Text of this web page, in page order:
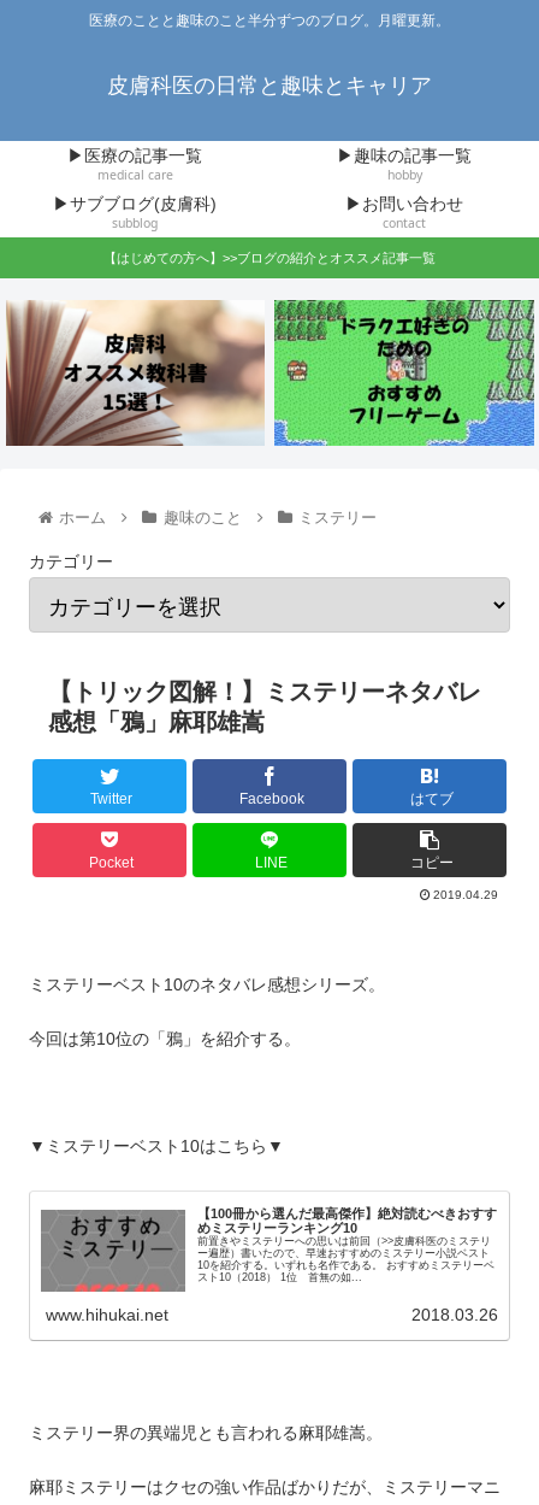
医療のことと趣味のこと半分ずつのブログ。月曜更新。
皮膚科医の日常と趣味とキャリア
▶医療の記事一覧
medical care
▶趣味の記事一覧
hobby
▶サブブログ(皮膚科)
subblog
▶お問い合わせ
contact
【はじめての方へ】>>ブログの紹介とオススメ記事一覧
ホーム 趣味のこと ミステリー
カテゴリー
【トリック図解！】ミステリーネタバレ
感想「鴉」麻耶雄嵩
Twitter Facebook はてブ
Pocket LINE コピー
2019.04.29
ミステリーベスト10のネタバレ感想シリーズ。
今回は第10位の「鴉」を紹介する。
▼ミステリーベスト10はこちら▼
【100冊から選んだ最高傑作】絶対読むべきおすす
めミステリーランキング10
前置きやミステリーへの思いは前回（>>皮膚科医のミステリ
ー遍歴）書いたので、早速おすすめのミステリー小説ベスト
10を紹介する。いずれも名作である。 おすすめミステリーベ
スト10（2018） 1位 首無の如...
www.hihukai.net 2018.03.26
ミステリー界の異端児とも言われる麻耶雄嵩。
麻耶ミステリーはクセの強い作品ばかりだが、ミステリーマニ